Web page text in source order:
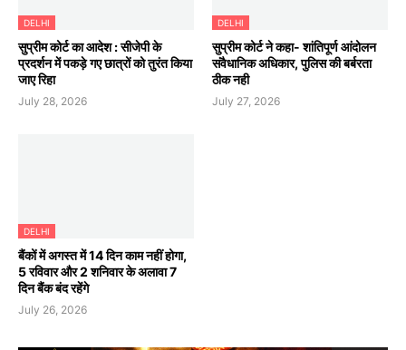
DELHI
सुप्रीम कोर्ट का आदेश : सीजेपी के
प्रदर्शन में पकड़े गए छात्रों को तुरंत किया
जाए रिहा
July 28, 2026
DELHI
सुप्रीम कोर्ट ने कहा- शांतिपूर्ण आंदोलन
संवैधानिक अधिकार, पुलिस की बर्बरता
ठीक नही
July 27, 2026
DELHI
बैंकों में अगस्त में 14 दिन काम नहीं होगा,
5 रविवार और 2 शनिवार के अलावा 7
दिन बैंक बंद रहेंगे
July 26, 2026